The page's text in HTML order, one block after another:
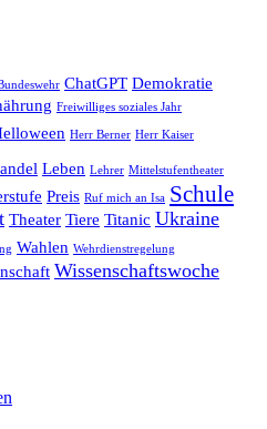
ChatGPT Demokratie
Freiwilliges soziales Jahr
Herr Berner Herr Kaiser
Leben Lehrer Mittelstufentheater
Preis Ruf mich an Isa Schule
Theater Tiere Titanic Ukraine
Wahlen Wehrdienstregelung
Wissenschaftswoche